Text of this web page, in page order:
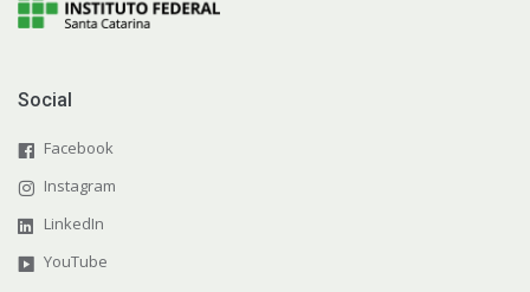
Social
Facebook
Instagram
LinkedIn
YouTube